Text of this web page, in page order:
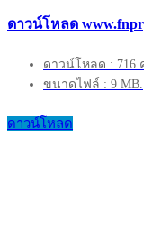
ดาวน์โหลด
ดาวน์โหลด : 716
ขนาดไฟล์ : 9 MB.
ดาวน์โหลด